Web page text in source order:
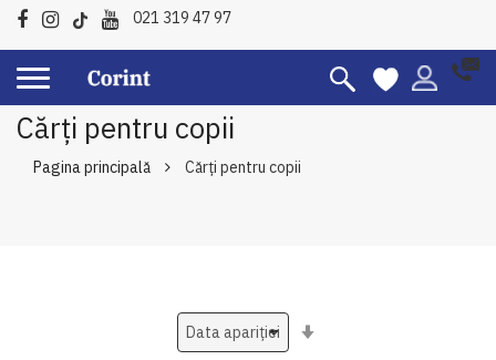
021 319 47 97
Cărți pentru copii
Pagina principală Cărți pentru copii